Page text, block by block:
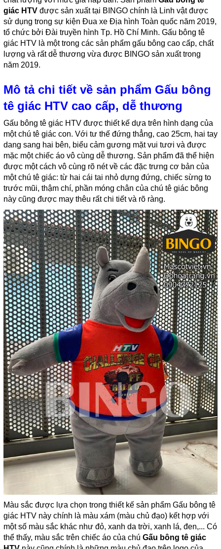
giác HTV được sản xuất tại BINGO chính là Linh vật được
sử dụng trong sự kiện Đua xe Địa hình Toàn quốc năm 2019,
tổ chức bởi Đài truyền hình Tp. Hồ Chí Minh. Gấu bông tê
giác HTV là một trong các sản phẩm gấu bông cao cấp, chất
lượng và rất dễ thương vừa được BINGO sản xuất trong
năm 2019.
Mô tả chi tiết về sản phẩm Gấu bông
tê giác HTV cao cấp, dễ thương
Gấu bông tê giác HTV được thiết kế dựa trên hình dạng của
một chú tê giác con. Với tư thế đứng thẳng, cao 25cm, hai tay
dang sang hai bên, biểu cảm gương mặt vui tươi và được
mặc một chiếc áo vô cùng dễ thương. Sản phẩm đã thể hiện
được một cách vô cùng rõ nét về các đặc trưng cơ bản của
một chú tê giác: từ hai cái tai nhỏ dựng đứng, chiếc sừng to
trước mũi, thậm chí, phần móng chân của chú tê giác bông
này cũng được may thêu rất chi tiết và rõ ràng.
Màu sắc được lựa chọn trong thiết kế sản phẩm Gấu bông tê
giác HTV này chính là màu xám (màu chủ đạo) kết hợp với
một số màu sắc khác như đỏ, xanh da trời, xanh lá, đen,... Có
thể thấy, màu sắc trên chiếc áo của chú Gấu bông tê giác